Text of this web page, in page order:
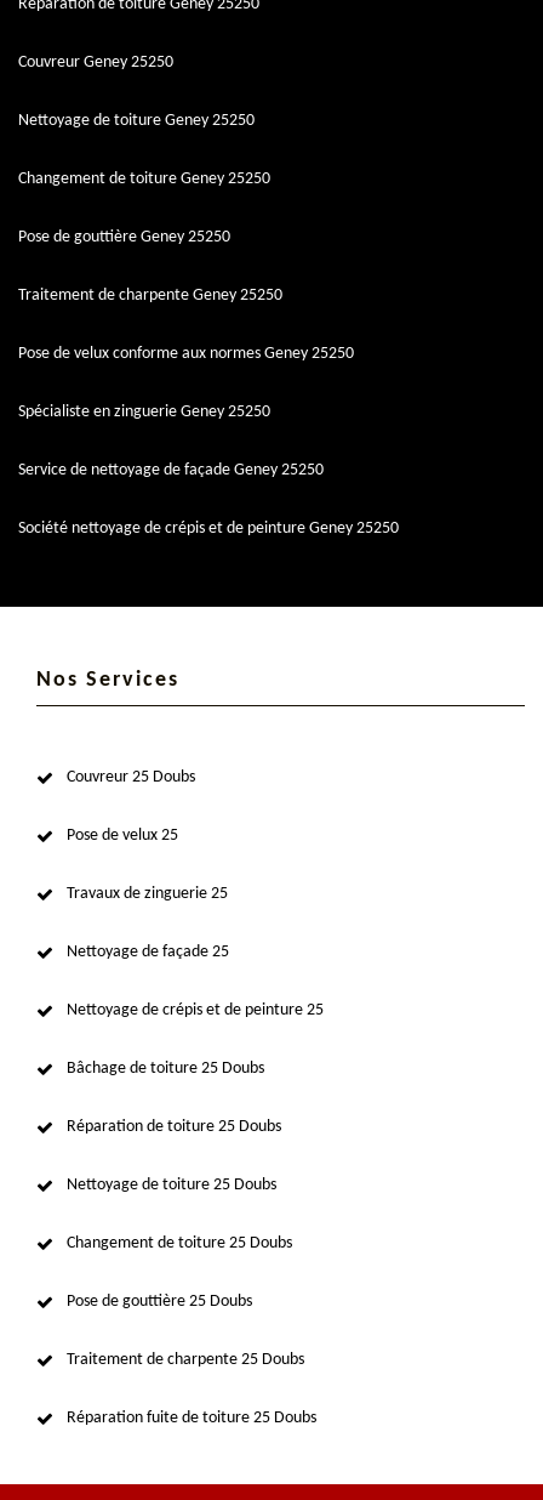
Réparation de toiture Geney 25250
Couvreur Geney 25250
Nettoyage de toiture Geney 25250
Changement de toiture Geney 25250
Pose de gouttière Geney 25250
Traitement de charpente Geney 25250
Pose de velux conforme aux normes Geney 25250
Spécialiste en zinguerie Geney 25250
Service de nettoyage de façade Geney 25250
Société nettoyage de crépis et de peinture Geney 25250
Nos Services
Couvreur 25 Doubs
Pose de velux 25
Travaux de zinguerie 25
Nettoyage de façade 25
Nettoyage de crépis et de peinture 25
Bâchage de toiture 25 Doubs
Réparation de toiture 25 Doubs
Nettoyage de toiture 25 Doubs
Changement de toiture 25 Doubs
Pose de gouttière 25 Doubs
Traitement de charpente 25 Doubs
Réparation fuite de toiture 25 Doubs